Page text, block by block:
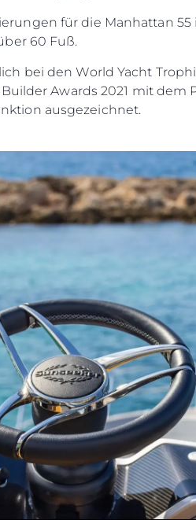
für die Manhattan
60 Fuß.
bei den World Yacht
Awards 2021 mit dem
ausgezeichnet.
DATENSCHUTZRICHTLINIE
ERKLÄRUNG ZUR
MODERNEN SKLAVEREI
ALLGEMEINE
GESCHÄFTSBEDINGUNGEN
COOKIE POLITIK
RECRUITING